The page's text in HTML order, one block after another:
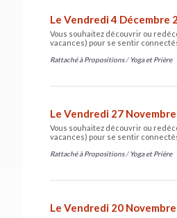
Le Vendredi 4 Décembre
Vous souhaitez découvrir ou
vacances) pour se sentir
Rattaché à Propositions /Yoga et Prière
Le Vendredi 27
Vous souhaitez découvrir ou
vacances) pour se sentir
Rattaché à Propositions /Yoga et Prière
Le Vendredi 20